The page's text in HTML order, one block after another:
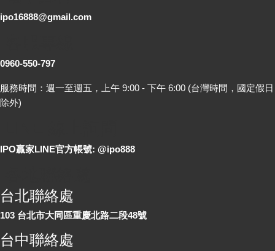
ipo16888@gmail.com
0960-550-797
服務時間：週一至週五，上午 9:00 - 下午 6:00 (台灣時間，國定假日
除外)
IPO贏家LINE官方帳號: @ipo888
台北聯絡處
103 台北市大同區重慶北路二段48號
台中聯絡處